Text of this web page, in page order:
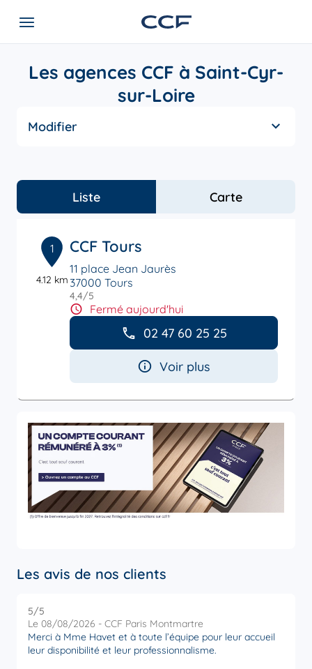
Les agences CCF à Saint-Cyr-
sur-Loire
Modifier
Liste Carte
1
4.12 km
CCF Tours
11 place Jean Jaurès
37000 Tours
4,4/5
Fermé aujourd'hui
02 47 60 25 25
Voir plus
Les avis de nos clients
5/5
Le 08/08/2026 - CCF Paris Montmartre
Merci à Mme Havet et à toute l’équipe pour leur accueil
leur disponibilité et leur professionnalisme.